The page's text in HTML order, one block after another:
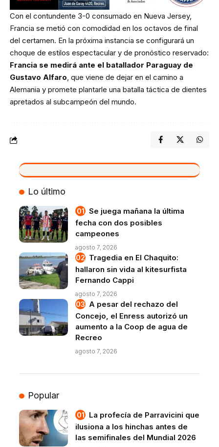
Con el contundente 3-0 consumado en Nueva Jersey,
Francia se metió con comodidad en los octavos de final
del certamen. En la próxima instancia se configurará un
choque de estilos espectacular y de pronóstico reservado:
Francia se medirá ante el batallador Paraguay de
Gustavo Alfaro, que viene de dejar en el camino a
Alemania y promete plantarle una batalla táctica de dientes
apretados al subcampeón del mundo.
VIVO
Lo último
Se juega mañana la última
fecha con dos posibles
campeones
agosto 7, 2026
Tragedia en El Chaquito:
hallaron sin vida al kitesurfista
Fernando Cappi
agosto 7, 2026
A pesar del rechazo del
Concejo, el Enress autorizó un
aumento a la Coop de agua de
Recreo
agosto 7, 2026
Popular
La profecía de Parravicini que
ilusiona a los hinchas antes de
las semifinales del Mundial 2026